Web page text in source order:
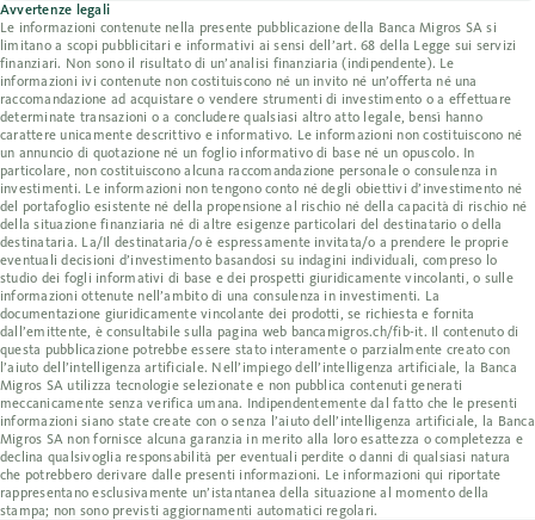
Avvertenze legali
Le informazioni contenute nella presente pubblicazione della Banca Migros SA si
limitano a scopi pubblicitari e informativi ai sensi dell’art. 68 della Legge sui servizi
finanziari. Non sono il risultato di un’analisi finanziaria (indipendente). Le
informazioni ivi contenute non costituiscono né un invito né un’offerta né una
raccomandazione ad acquistare o vendere strumenti di investimento o a effettuare
determinate transazioni o a concludere qualsiasi altro atto legale, bensì hanno
carattere unicamente descrittivo e informativo. Le informazioni non costituiscono né
un annuncio di quotazione né un foglio informativo di base né un opuscolo. In
particolare, non costituiscono alcuna raccomandazione personale o consulenza in
investimenti. Le informazioni non tengono conto né degli obiettivi d’investimento né
del portafoglio esistente né della propensione al rischio né della capacità di rischio né
della situazione finanziaria né di altre esigenze particolari del destinatario o della
destinataria. La/Il destinataria/o è espressamente invitata/o a prendere le proprie
eventuali decisioni d’investimento basandosi su indagini individuali, compreso lo
studio dei fogli informativi di base e dei prospetti giuridicamente vincolanti, o sulle
informazioni ottenute nell’ambito di una consulenza in investimenti. La
documentazione giuridicamente vincolante dei prodotti, se richiesta e fornita
dall’emittente, è consultabile sulla pagina web bancamigros.ch/fib-it. Il contenuto di
questa pubblicazione potrebbe essere stato interamente o parzialmente creato con
l’aiuto dell’intelligenza artificiale. Nell’impiego dell’intelligenza artificiale, la Banca
Migros SA utilizza tecnologie selezionate e non pubblica contenuti generati
meccanicamente senza verifica umana. Indipendentemente dal fatto che le presenti
informazioni siano state create con o senza l’aiuto dell’intelligenza artificiale, la Banca
Migros SA non fornisce alcuna garanzia in merito alla loro esattezza o completezza e
declina qualsivoglia responsabilità per eventuali perdite o danni di qualsiasi natura
che potrebbero derivare dalle presenti informazioni. Le informazioni qui riportate
rappresentano esclusivamente un’istantanea della situazione al momento della
stampa; non sono previsti aggiornamenti automatici regolari.